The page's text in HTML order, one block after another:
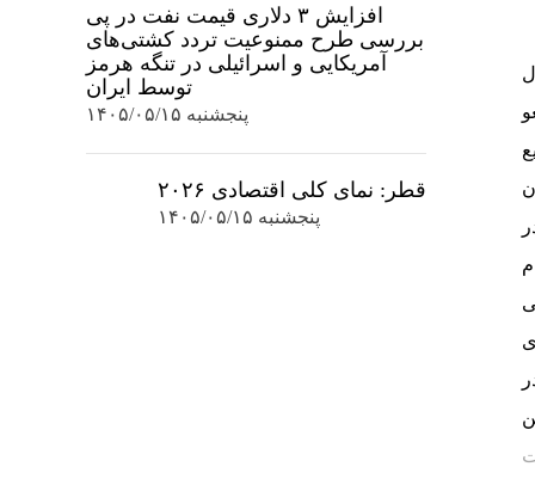
افزایش ۳ دلاری قیمت نفت در پی
بررسی طرح ممنوعیت تردد کشتی‌های
آمریکایی و اسرائیلی در تنگه هرمز
توسط ایران
پنجشنبه ۱۴۰۵/۰۵/۱۵
قطر: نمای کلی اقتصادی ۲۰۲۶
پنجشنبه ۱۴۰۵/۰۵/۱۵
اول، ۶,۳۲۲ صندلی